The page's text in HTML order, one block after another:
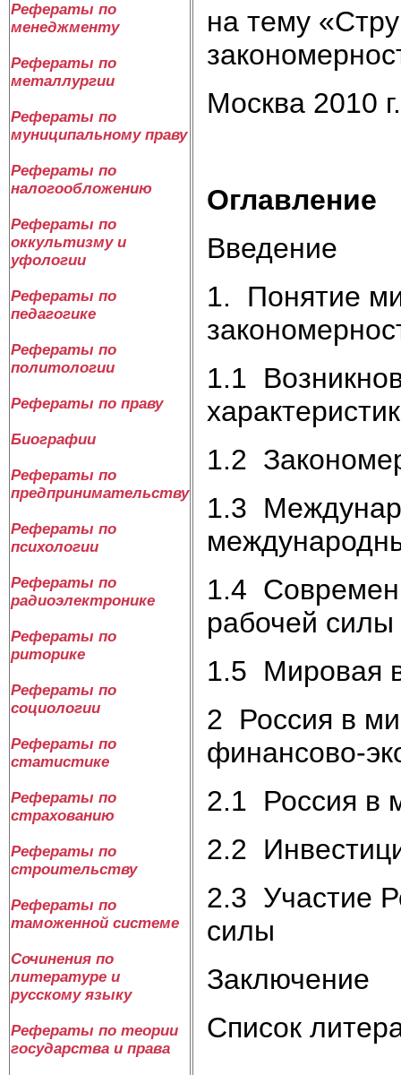
Рефераты по
менеджменту
Рефераты по
металлургии
Рефераты по
муниципальному праву
Рефераты по
налогообложению
Рефераты по
оккультизму и
уфологии
Рефераты по
педагогике
Рефераты по
политологии
Рефераты по праву
Биографии
Рефераты по
предпринимательству
Рефераты по
психологии
Рефераты по
радиоэлектронике
Рефераты по
риторике
Рефераты по
социологии
Рефераты по
статистике
Рефераты по
страхованию
Рефераты по
строительству
Рефераты по
таможенной системе
Сочинения по
литературе и
русскому языку
Рефераты по теории
государства и права
на тему
Москва 2010 г.
Оглавление
Введение
1. Понятие
1.1
1.2
1.3
1.4
рабочей силы
1.5 Мировая
2 Россия в
финансово-
2.1 Россия в
2.2
2.3 Участие
силы
Заключение
Список